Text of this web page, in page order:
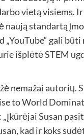
vietą visiems.
standartą
gali
išplėtė STEM
nemažai autorių.
to World
Susan
kad ir koks